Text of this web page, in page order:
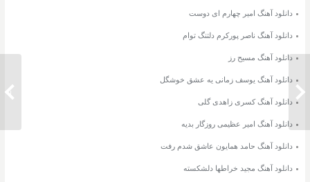
دانلود آهنگ امیر چهارم ای دوست
دانلود آهنگ ناصر پورکرم دلتنگ توام
دانلود آهنگ مسیح رز
دانلود آهنگ یوسف زمانی یه عشق خوشگل
دانلود آهنگ کسری زاهدی گلی
دانلود آهنگ امیر عظیمی روزگار بدیه
دانلود آهنگ حامد همایون عاشق شدم رفت
دانلود آهنگ مجید خراطها دلشکسته